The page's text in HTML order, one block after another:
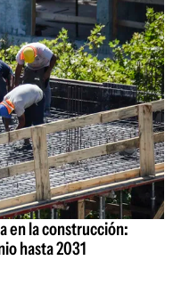
en la construcción:
hasta 2031